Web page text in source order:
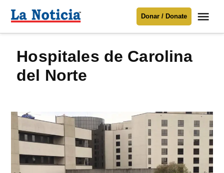
Para mantenerte informado necesitamos tu apoyo
contenido
Noticia
Donar / Donate
Hospitales de Carolina
del Norte